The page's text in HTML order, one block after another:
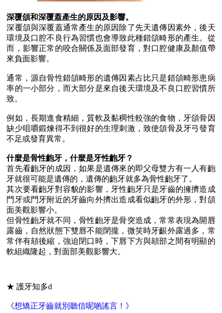
深覆頜和深覆蓋產生的原因及影響。
深覆頜與深覆蓋通常產生的原因除了先天遺傳因素外，後天
環境及口腔不良行為習慣也會導致此種錯頜畸形的產生。從
而，影響正常的咬合關係及面部發育，對口腔健康及顏值帶
來負面影響。
通常，源自骨性錯頜畸形的遺傳因素占比只是錯頜畸形患病
率的一小部分，而大部分是來自後天環境及不良口腔習慣所
致。
例如，長期進食精細，質軟及黏稠性較強的食物，牙頜骨因
缺少咀嚼鍛煉得不到很好的生理刺激，致使頜骨及牙弓發育
不足或發育異常。
什麼是骨性齙牙，什麼是牙性齙牙？
首先看齙牙的成因，如果是遺傳來的即父母雙方有一人有齙
牙就很可能是遺傳的，遺傳的齙牙就多為骨性齙牙了。
其次要看齙牙對容貌的影響，牙性齙牙只是牙齒的擁擠造成
門牙或門牙附近的牙齒向外擠出造成看似齙牙的外形，對頜
面美觀影響小。
但骨性齙牙就不同，骨性齙牙是骨突造成，常常表現為開唇
露齒，自然狀態下雙唇不能閉攏，微笑時牙齦外露過多，常
常伴有頦後縮，強迫閉口時，下唇下方與頦部之間有明顯的
軟組織隆起，對面部美觀影響大。
★ 護牙知多d
《想矯正牙齒就別聽信呢啲謠言！》